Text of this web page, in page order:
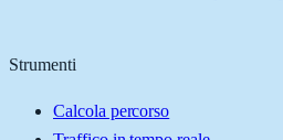
Strumenti
Calcola percorso